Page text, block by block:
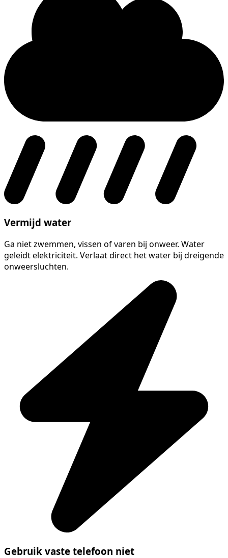
Vermijd water
Ga niet zwemmen, vissen of varen bij onweer. Water
geleidt elektriciteit. Verlaat direct het water bij dreigende
onweersluchten.
Gebruik vaste telefoon niet